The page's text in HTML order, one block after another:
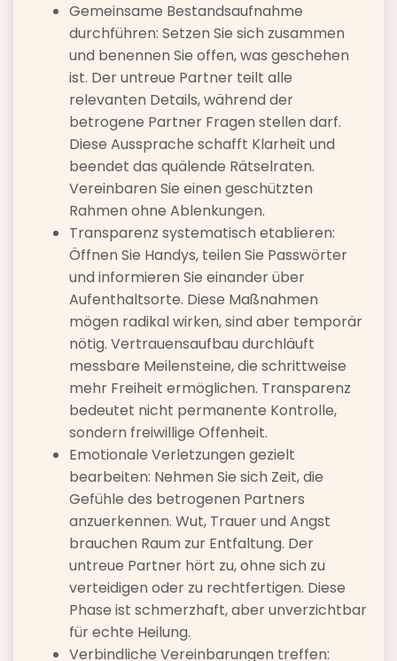
Gemeinsame Bestandsaufnahme
durchführen: Setzen Sie sich zusammen
und benennen Sie offen, was geschehen
ist. Der untreue Partner teilt alle
relevanten Details, während der
betrogene Partner Fragen stellen darf.
Diese Aussprache schafft Klarheit und
beendet das quälende Rätselraten.
Vereinbaren Sie einen geschützten
Rahmen ohne Ablenkungen.
Transparenz systematisch etablieren:
Öffnen Sie Handys, teilen Sie Passwörter
und informieren Sie einander über
Aufenthaltsorte. Diese Maßnahmen
mögen radikal wirken, sind aber temporär
nötig. Vertrauensaufbau durchläuft
messbare Meilensteine, die schrittweise
mehr Freiheit ermöglichen. Transparenz
bedeutet nicht permanente Kontrolle,
sondern freiwillige Offenheit.
Emotionale Verletzungen gezielt
bearbeiten: Nehmen Sie sich Zeit, die
Gefühle des betrogenen Partners
anzuerkennen. Wut, Trauer und Angst
brauchen Raum zur Entfaltung. Der
untreue Partner hört zu, ohne sich zu
verteidigen oder zu rechtfertigen. Diese
Phase ist schmerzhaft, aber unverzichtbar
für echte Heilung.
Verbindliche Vereinbarungen treffen: